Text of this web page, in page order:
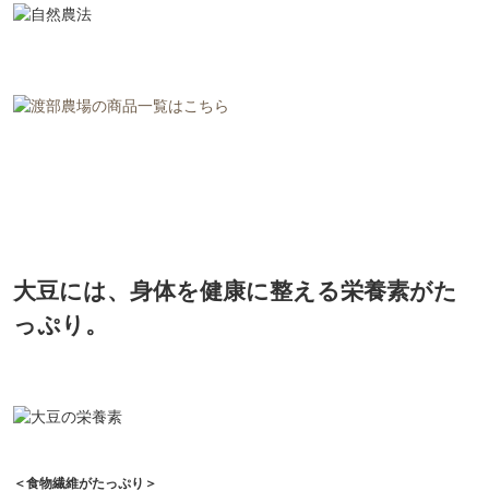
大豆には、身体を健康に整える栄養素がた
っぷり。
＜食物繊維がたっぷり＞